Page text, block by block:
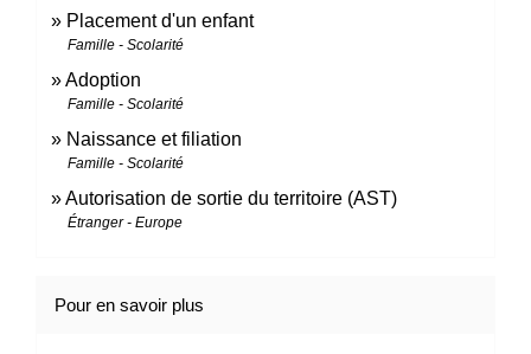
Placement d'un enfant
Famille - Scolarité
Adoption
Famille - Scolarité
Naissance et filiation
Famille - Scolarité
Autorisation de sortie du territoire (AST)
Étranger - Europe
Pour en savoir plus